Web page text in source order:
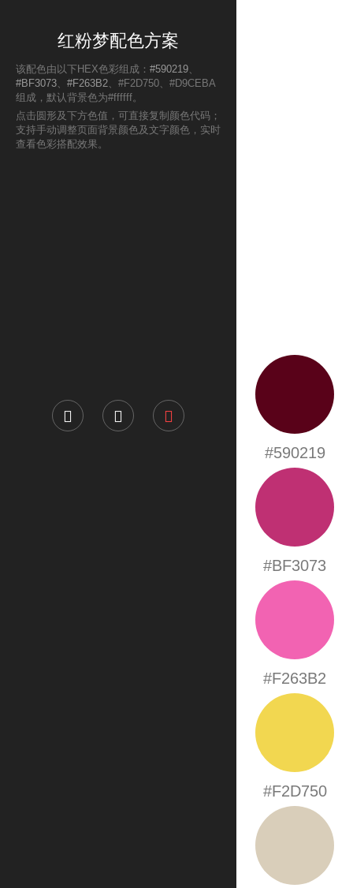
红粉梦配色方案
该配色由以下HEX色彩组成： #590219、
#BF3073、 #F263B2、#F2D750、#D9CEBA
组成，默认背景色为#ffffff。
点击圆形及下方色值，可直接复制颜色代码；
支持手动调整页面背景颜色及文字颜色，实时
查看色彩搭配效果。
#590219
#BF3073
#F263B2
#F2D750